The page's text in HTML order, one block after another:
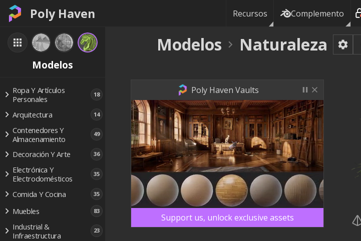
Poly Haven Recursos Complemento
Modelos
Ropa Y Artículos
Personales
18
Arquitectura 14
Contenedores Y
Almacenamiento
49
Decoración Y Arte 36
Electrónica Y
Electrodomésticos
35
Comida Y Cocina 35
Muebles 83
Industrial &
Infraestructura
23
Modelos Naturaleza
Poly Haven Vaults
Support us, unlock exclusive assets